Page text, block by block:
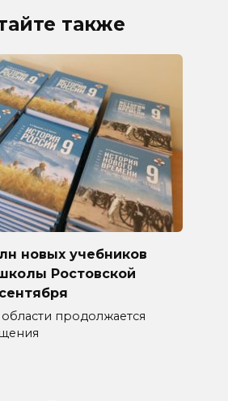
также
новых учебников
Ростовской
продолжается